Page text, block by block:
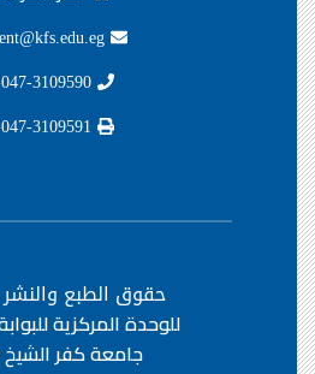
حقوق الطبع
للوحدة المركزية
جامعة كفر